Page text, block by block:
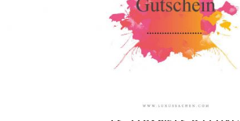
Geschenkgutschein